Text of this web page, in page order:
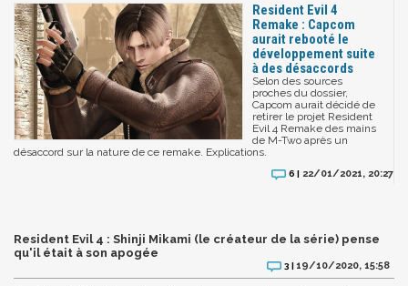
Resident Evil 4
Remake : Capcom
aurait rebooté le
développement suite
à des désaccords
Selon des sources
proches du dossier,
Capcom aurait décidé de
retirer le projet Resident
Evil 4 Remake des mains
de M-Two après un
désaccord sur la nature de ce remake. Explications.
6 | 22/01/2021, 20:27
Resident Evil 4 : Shinji Mikami (le créateur de la série) pense
qu'il était à son apogée
3 |19/10/2020, 15:58